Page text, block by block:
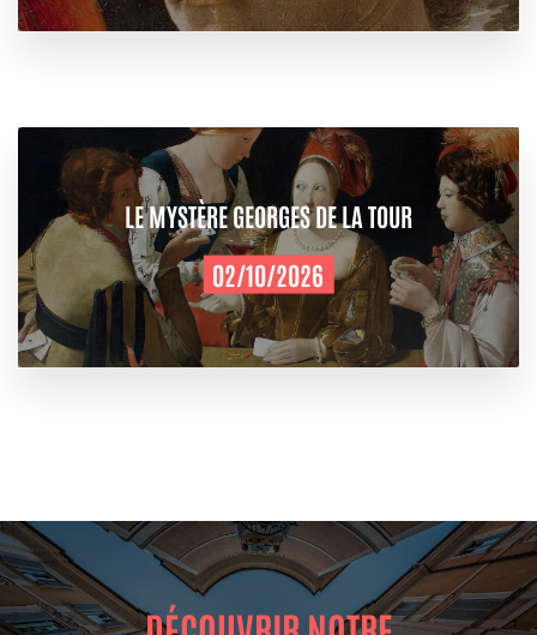
LE MYSTÈRE GEORGES DE LA TOUR
02/10/2026